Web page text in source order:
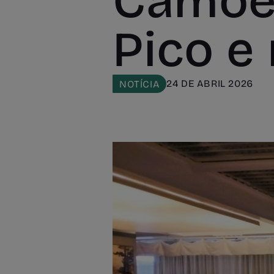
Pico e
NOTÍCIA 24 DE ABRIL 2026